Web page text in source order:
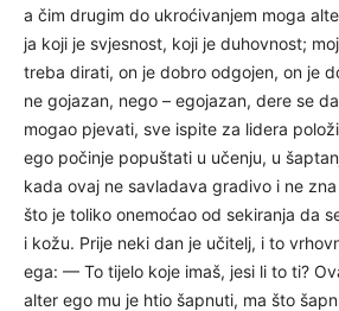
a čim drugim do ukroćivanjem moga
ja koji je svjesnost, koji je duhovnost;
treba dirati, on je dobro odgojen, on je
ne gojazan, nego – egojazan, dere se
mogao pjevati, sve ispite za lidera
ego počinje popuštati u učenju, u
kada ovaj ne savladava gradivo i ne
što je toliko onemoćao od sekiranja da
i kožu. Prije neki dan je učitelj, i to
ega: — To tijelo koje imaš, jesi li to ti?
alter ego mu je htio šapnuti, ma što